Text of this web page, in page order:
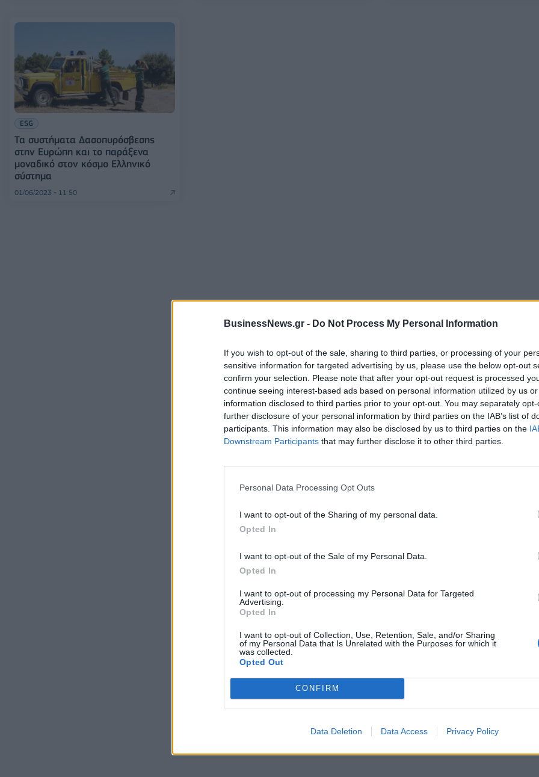
BusinessNews.gr - Do Not Process My Personal Information
If you wish to opt-out of the sale, sharing to third parties, or processing of your
sensitive information for targeted advertising by us, please use the below opt-out
confirm your selection. Please note that after your opt-out request is processed
continue seeing interest-based ads based on personal information utilized by us
information disclosed to third parties prior to your opt-out. You may separately
further disclosure of your personal information by third parties on the IAB’s list of
participants. This information may also be disclosed by us to third parties on the
Downstream Participants that may further disclose it to other third parties.
Personal Data Processing Opt Outs
I want to opt-out of the Sharing of my personal data.
Opted In
I want to opt-out of the Sale of my Personal Data.
Opted In
I want to opt-out of processing my Personal Data for Targeted
Advertising.
Opted In
I want to opt-out of Collection, Use, Retention, Sale, and/or Sharing
of my Personal Data that Is Unrelated with the Purposes for which it
was collected.
Opted Out
CONFIRM
Data Deletion Data Access Privacy Policy
ESG
Τα συστήματα Δασοπυρόσβεσης
στην Ευρώπη και το παράξενα
μοναδικό στον κόσμο Ελληνικό
σύστημα
01/06/2023 - 11:50